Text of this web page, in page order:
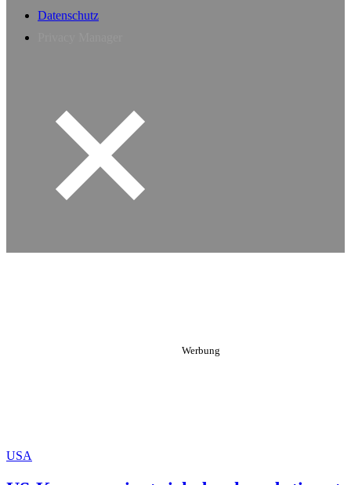
Datenschutz
USA